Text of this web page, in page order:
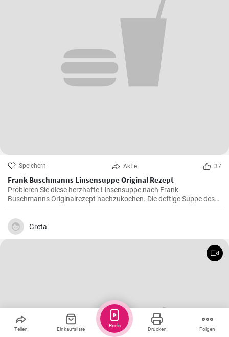
Speichern Aktie 37
Frank Buschmanns Linsensuppe Original Rezept
Probieren Sie diese herzhafte Linsensuppe nach Frank
Buschmanns Originalrezept nachzukochen. Die deftige Suppe des
Starkochs wird mit Linsen, verschiedenen Gewürzen und
Gemüsesorten zubereitet und mit Würstchenstücken angereichert.
Ein herzhaftes Familien Essen !
Greta
Teilen Einkaufsliste Drucken Folgen
Reels